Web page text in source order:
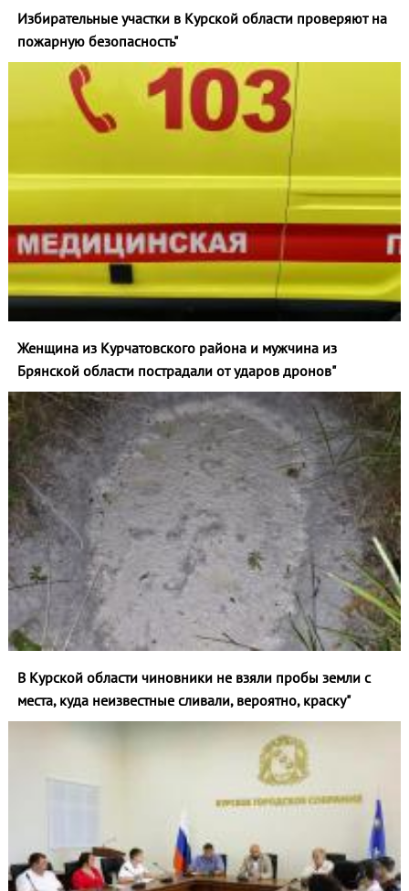
Избирательные участки в Курской области проверяют на
пожарную безопасность"
Женщина из Курчатовского района и мужчина из
Брянской области пострадали от ударов дронов"
В Курской области чиновники не взяли пробы земли с
места, куда неизвестные сливали, вероятно, краску"